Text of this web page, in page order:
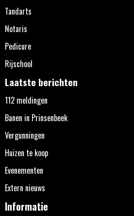
Tandarts
Notaris
Pedicure
Rijschool
Laatste berichten
112 meldingen
Banen in Prinsenbeek
Vergunningen
Huizen te koop
Evenementen
Extern nieuws
Informatie